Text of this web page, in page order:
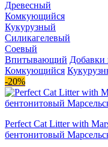
Древесный
Комкующийся
Кукурузный
Силикагелевый
Соевый
Впитывающий Добавки
Комкующийся
-20%
Perfect Cat Litter with
бентонитовый